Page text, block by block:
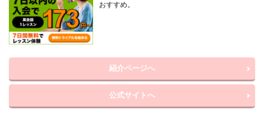
おすすめ。
紹介ページへ
公式サイトへ